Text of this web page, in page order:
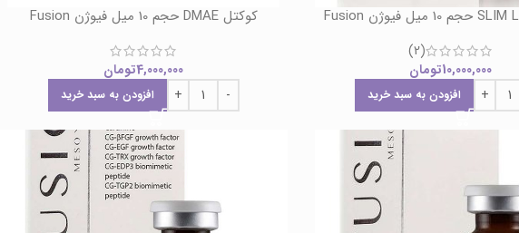
(2)
10,000,000تومان
افزودن به سبد خرید
کوکتل DMAE حجم 10 میل فیوژن Fusion
4,000,000تومان
افزودن به سبد خرید